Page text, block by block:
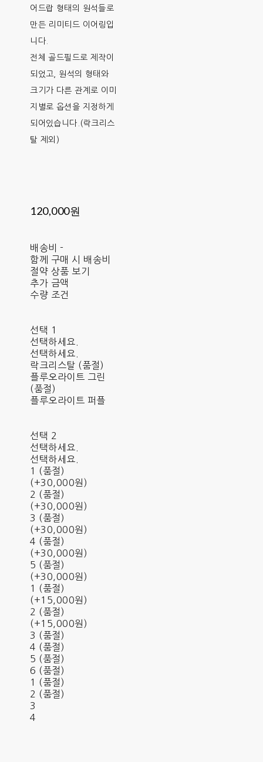
어드랍 형태의 원석들로
만든 리미티드 이어링입
니다.
전체 골드필드로 제작이
되었고, 원석의 형태와
크기가 다른 관계로 이미
지별로 옵션을 지정하게
되어있습니다.(락크리스
탈 제외)
120,000원
배송비 -
함께 구매 시 배송비
절약 상품 보기
추가 금액
수량 조건
선택 1
선택하세요.
선택하세요.
락크리스탈 (품절)
플루오라이트 그린
(품절)
플루오라이트 퍼플
선택 2
선택하세요.
선택하세요.
1 (품절)
(+30,000원)
2 (품절)
(+30,000원)
3 (품절)
(+30,000원)
4 (품절)
(+30,000원)
5 (품절)
(+30,000원)
1 (품절)
(+15,000원)
2 (품절)
(+15,000원)
3 (품절)
4 (품절)
5 (품절)
6 (품절)
1 (품절)
2 (품절)
3
4